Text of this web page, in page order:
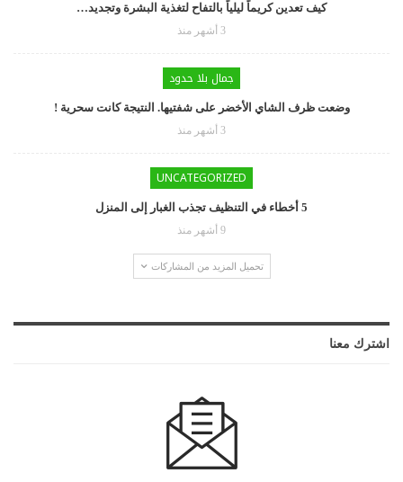
كيف تعدين كريماً ليلياً بالتفاح لتغذية البشرة وتجديد…
3 أشهر منذ
جمال بلا حدود
وضعت ظرف الشاي الأخضر على شفتيها. النتيجة كانت سحرية !
3 أشهر منذ
UNCATEGORIZED
5 أخطاء في التنظيف تجذب الغبار إلى المنزل
9 أشهر منذ
تحميل المزيد من المشاركات
اشترك معنا